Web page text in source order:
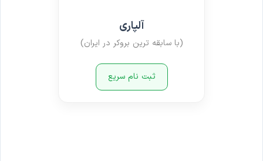
آلپاری
(با سابقه ترین بروکر در ایران)
ثبت نام سریع